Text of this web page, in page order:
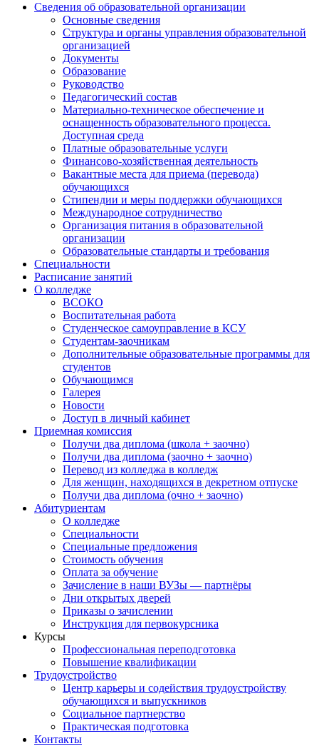
Сведения об образовательной организации
Основные сведения
Структура и органы управления образовательной
организацией
Документы
Образование
Руководство
Педагогический состав
Материально-техническое обеспечение и
оснащенность образовательного процесса.
Доступная среда
Платные образовательные услуги
Финансово-хозяйственная деятельность
Вакантные места для приема (перевода)
обучающихся
Стипендии и меры поддержки обучающихся
Международное сотрудничество
Организация питания в образовательной
организации
Образовательные стандарты и требования
Специальности
Расписание занятий
О колледже
ВСОКО
Воспитательная работа
Студенческое самоуправление в КСУ
Студентам-заочникам
Дополнительные образовательные программы для
студентов
Обучающимся
Галерея
Новости
Доступ в личный кабинет
Приемная комиссия
Получи два диплома (школа + заочно)
Получи два диплома (заочно + заочно)
Перевод из колледжа в колледж
Для женщин, находящихся в декретном отпуске
Получи два диплома (очно + заочно)
Абитуриентам
О колледже
Специальности
Специальные предложения
Стоимость обучения
Оплата за обучение
Зачисление в наши ВУЗы — партнёры
Дни открытых дверей
Приказы о зачислении
Инструкция для первокурсника
Курсы
Профессиональная переподготовка
Повышение квалификации
Трудоустройство
Центр карьеры и содействия трудоустройству
обучающихся и выпускников
Социальное партнерство
Практическая подготовка
Контакты